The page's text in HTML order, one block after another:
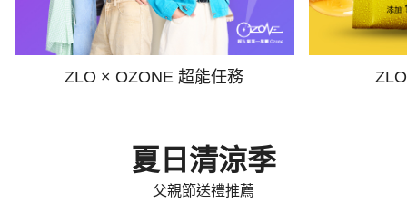
ZLO × OZONE 超能任務
夏日清涼季
父親節送禮推薦